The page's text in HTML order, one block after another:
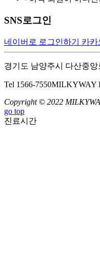
SNS로그인
네이버로 로그인하기 카카
경기도 남양주시 다산중
Tel 1566-7550MILKYWAY
Copyright © 2022
go top
진료시간